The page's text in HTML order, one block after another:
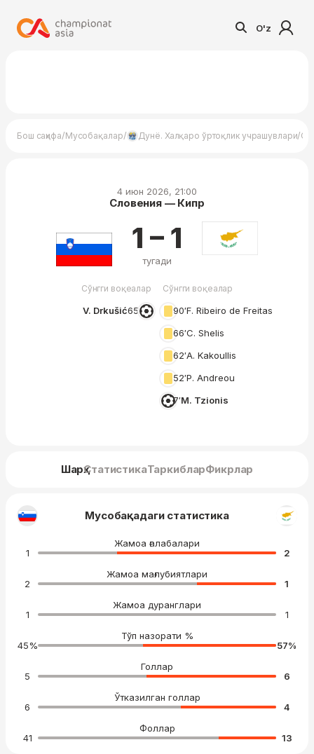
O'z
Бош саҳифа/Мусобақалар/ Дунё. Халқаро ўртоқлик учрашувлари/
4 июн 2026, 21:00
Словения — Кипр
Сўнгги воқеалар
V. Drkušić65′
1 – 1
тугади
Сўнгги воқеалар
90′F. Ribeiro de Freitas
66′C. Shelis
62′A. Kakoullis
52′P. Andreou
7′M. Tzionis
ШарҳСтатистикаТаркибларФикрлар
Мусобақадаги статистика
Жамоа ғалабалари
1
2
Жамоа мағлубиятлари
2
1
Жамоа дуранглари
1
1
Тўп назорати %
45% 57%
Голлар
5
6
Ўтказилган голлар
6
4
Фоллар
41
13